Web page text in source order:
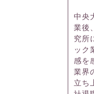
中央
業後
究所
ック
感を
業界
立ち